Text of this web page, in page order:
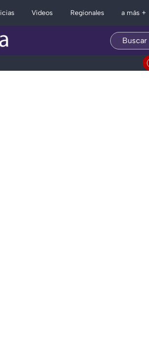
Videos Regionales a más +